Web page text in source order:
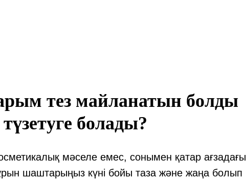
тез майланатын болды
болады?
мәселе емес, сонымен қатар ағзадағы
бұрын шаштарыңыз күні бойы таза және жаңа болып